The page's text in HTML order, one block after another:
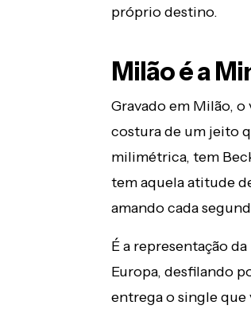
próprio destino.
Milão é a
Gravado em Milão, o
costura de um jeito
milimétrica, tem
tem aquela atitude
amando cada
É a representação
Europa, desfilando
entrega o single que